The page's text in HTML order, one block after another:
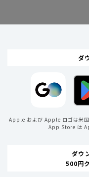
ダ
Apple および Apple ロゴは米
App Store は
ダウ
500円